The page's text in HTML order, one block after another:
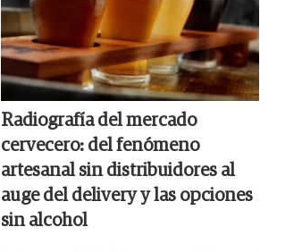
Radiografía del mercado
cervecero: del fenómeno
artesanal sin distribuidores al
auge del delivery y las opciones
sin alcohol